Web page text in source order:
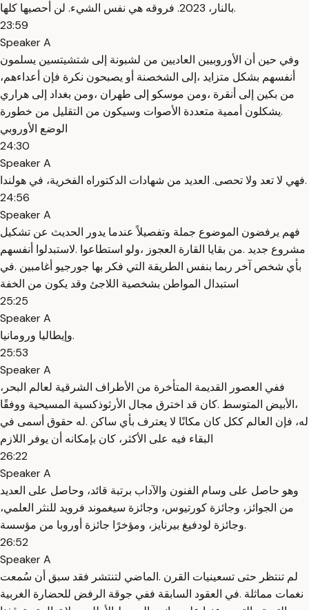
بالنار، 2023. فروقه هي نفس الشيء. لن أحصيها كلها.
23:59
Speaker A
وفي حين أن الأوروبيين العاديين من لشبونة إلى شتشيتسين يسلمون
أنفسهم بشكل متزايد ،إلى الشخصنة أو يصبحون نكرة فإن أعداءهم،
من بكين إلى أنقرة ،ومن موسكو إلى طهران ،ومن بغداد إلى هراري
.يشكلون أممية متعددة الأصوات وسيكون من التقليل من خطورة
الوضع الأوروبي
24:30
Speaker A
فهي لا تعد ولا تحصى. العديد من شهادات الدكتوراه الفخرية، في هولندا.
24:56
Speaker A
فهم يرفضون الموضوع جملة وتفصيلاً عندما يدور الحديث عن تشكيل
مشروع جديد .من بقايا القارة العجوز ،ولو استطاعوا .لاستبدلوا أنفسهم
بأي شخص آخر ربما بنفس الطريقة التي فكر بها جورجيو أغامبين .في
استبدال المواطن بشخصية اللاجئ وقد يكون من الخفة
25:25
Speaker A
وإيطاليا ورومانيا.
25:53
Speaker A
،ففي العصور القديمة المتأخرة من الأطراف الشرقية لعالم البحر
،الأبيض المتوسط .كان قد اخترق مجال الأرثوذكسية المسيحية ووفقًا
له، فإن العالم ككل كان مكانًا لا يعترف بأي ساكن .له حقوق أسمى في
البقاء فيه على الأكثر، كان بإمكانه أن يوفر اللازم
26:22
Speaker A
وهو حاصل على وسام الفنون والآداب برتبة قائد، وحاصل على العديد
من الجوائز، وجائزة كورتيوس، وجائزة سيغموند فرويد للنثر العلمي،
وجائزة لودفيغ بيرنايز، ومؤخرًا جائزة أوروبا من مؤسسة.
26:52
Speaker A
لم تنتظر حتى تسعينيات القرن .الماضي لتنتشر فقد سبق أن سُمعت
نغمات مماثلة .في العقود السابقة ففي جوقة الرفض للحضارة الغربية